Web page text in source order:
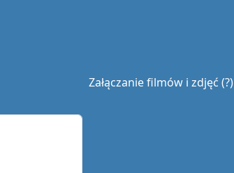
Załączanie filmów i zdjęć (?)